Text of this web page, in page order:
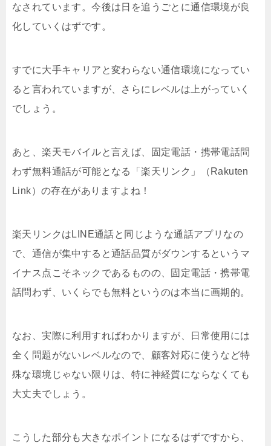
なされています。今後は日を追うごとに通信環境が良
化していくはずです。
すでに大手キャリアと変わらない通信環境になってい
ると言われていますが、さらにレベルは上がっていく
でしょう。
あと、楽天モバイルと言えば、固定電話・携帯電話問
わず無料通話が可能となる「楽天リンク」（Rakuten
Link）の存在がありますよね！
楽天リンクはLINE通話と同じような通話アプリなの
で、通信が集中すると通話品質がダウンするというマ
イナス点こそネックであるものの、固定電話・携帯電
話問わず、いくらでも無料というのは本当に画期的。
なお、実際に利用すればわかりますが、日常使用には
全く問題がないレベルなので、顧客対応に使うなど特
殊な環境じゃない限りは、特に神経質にならなくても
大丈夫でしょう。
こうした部分も大きなポイントになるはずですから、